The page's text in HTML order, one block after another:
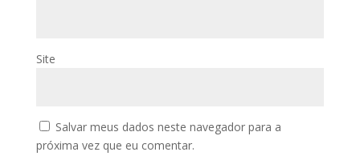
Site
Salvar meus dados neste navegador para a
próxima vez que eu comentar.